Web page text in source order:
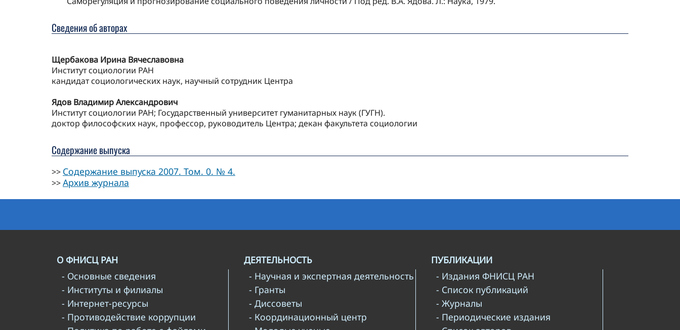
Сведения об авторах
Щербакова Ирина Вячеславовна
Институт социологии РАН
кандидат социологических наук, научный сотрудник Центра
Ядов Владимир Александрович
Институт социологии РАН; Государственный университет гуманитарных наук (ГУГН).
доктор философских наук, профессор, руководитель Центра; декан факультета социологии
Содержание выпуска
>> Содержание выпуска 2007. Том. 0. № 4.
>>Архив журнала
О ФНИСЦ РАН
- Основные сведения
- Институты и филиалы
- Интернет-ресурсы
- Противодействие коррупции
ДЕЯТЕЛЬНОСТЬ
- Научная и экспертная деятельность
- Гранты
- Диссоветы
- Координационный центр
ПУБЛИКАЦИИ
- Издания ФНИСЦ РАН
- Список публикаций
- Журналы
- Периодические издания